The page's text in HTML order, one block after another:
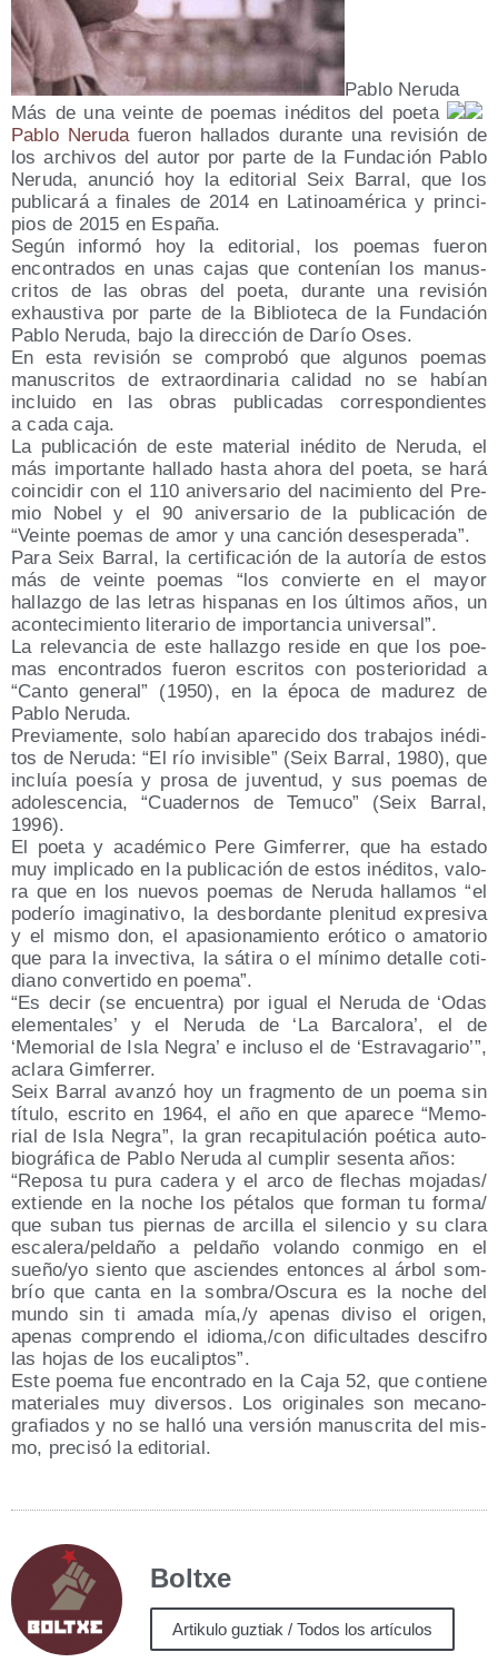
Pablo Neru­da
Más de una vein­te de poe­mas iné­di­tos del poe­ta
Pablo Neru­dafue­ron halla­dos duran­te una revi­sión de
los archi­vos del autor por par­te de la Fun­da­ción Pablo
Neru­da, anun­ció hoy la edi­to­rial Seix Barral, que los
publi­ca­rá a fina­les de 2014 en Lati­noa­mé­ri­ca y prin­ci­
pios de 2015 en España.
Según infor­mó hoy la edi­to­rial, los poe­mas fue­ron
encon­tra­dos en unas cajas que con­te­nían los manus­
cri­tos de las obras del poe­ta, duran­te una revi­sión
exhaus­ti­va por par­te de la Biblio­te­ca de la Fun­da­ción
Pablo Neru­da, bajo la direc­ción de Darío Oses.
En esta revi­sión se com­pro­bó que algu­nos poe­mas
manus­cri­tos de extra­or­di­na­ria cali­dad no se habían
inclui­do en las obras publi­ca­das corres­pon­dien­tes
a cada caja.
La publi­ca­ción de este mate­rial iné­di­to de Neru­da, el
más impor­tan­te halla­do has­ta aho­ra del poe­ta, se hará
coin­ci­dir con el 110 ani­ver­sa­rio del naci­mien­to del Pre­
mio Nobel y el 90 ani­ver­sa­rio de la publi­ca­ción de
“Vein­te poe­mas de amor y una can­ción desesperada”.
Para Seix Barral, la cer­ti­fi­ca­ción de la auto­ría de estos
más de vein­te poe­mas “los con­vier­te en el mayor
hallaz­go de las letras his­pa­nas en los últi­mos años, un
acon­te­ci­mien­to lite­ra­rio de impor­tan­cia universal”.
La rele­van­cia de este hallaz­go resi­de en que los poe­
mas encon­tra­dos fue­ron escri­tos con pos­te­rio­ri­dad a
“Can­to gene­ral” (1950), en la épo­ca de madu­rez de
Pablo Neruda.
Pre­via­men­te, solo habían apa­re­ci­do dos tra­ba­jos iné­di­
tos de Neru­da: “El río invi­si­ble” (Seix Barral, 1980), que
incluía poe­sía y pro­sa de juven­tud, y sus poe­mas de
ado­les­cen­cia, “Cua­der­nos de Temu­co” (Seix Barral,
1996).
El poe­ta y aca­dé­mi­co Pere Gim­fe­rrer, que ha esta­do
muy impli­ca­do en la publi­ca­ción de estos iné­di­tos, valo­
ra que en los nue­vos poe­mas de Neru­da halla­mos “el
pode­río ima­gi­na­ti­vo, la des­bor­dan­te ple­ni­tud expre­si­va
y el mis­mo don, el apa­sio­na­mien­to eró­ti­co o ama­to­rio
que para la invec­ti­va, la sáti­ra o el míni­mo deta­lle coti­
diano con­ver­ti­do en poema”.
“Es decir (se encuen­tra) por igual el Neru­da de ‘Odas
ele­men­ta­les’ y el Neru­da de ‘La Bar­ca­lo­ra’, el de
‘Memo­rial de Isla Negra’ e inclu­so el de ‘Estra­va­ga­rio’”,
acla­ra Gimferrer.
Seix Barral avan­zó hoy un frag­men­to de un poe­ma sin
títu­lo, escri­to en 1964, el año en que apa­re­ce “Memo­
rial de Isla Negra”, la gran reca­pi­tu­la­ción poé­ti­ca auto­
bio­grá­fi­ca de Pablo Neru­da al cum­plir sesen­ta años:
“Repo­sa tu pura cade­ra y el arco de fle­chas mojadas/​
extiende en la noche los péta­los que for­man tu forma/​
que suban tus pier­nas de arci­lla el silen­cio y su cla­ra
escalera/​peldaño a pel­da­ño volan­do con­mi­go en el
sueño/​yo sien­to que ascien­des enton­ces al árbol som­
brío que can­ta en la sombra/​Oscura es la noche del
mun­do sin ti ama­da mía,/y ape­nas divi­so el ori­gen,
ape­nas com­pren­do el idioma,/con difi­cul­ta­des des­ci­fro
las hojas de los eucaliptos”.
Este poe­ma fue encon­tra­do en la Caja 52, que con­tie­ne
mate­ria­les muy diver­sos. Los ori­gi­na­les son meca­no­
gra­fia­dos y no se halló una ver­sión manus­cri­ta del mis­
mo, pre­ci­só la editorial.
Boltxe
Artikulo guztiak / Todos los artículos